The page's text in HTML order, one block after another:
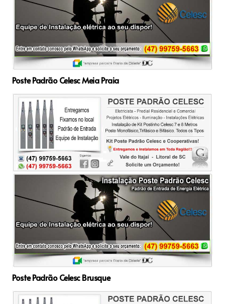
Poste Padrão Celesc Meia Praia
Poste Padrão Celesc Brusque